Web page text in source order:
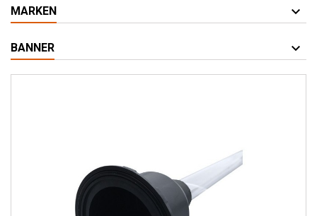
MARKEN
BANNER